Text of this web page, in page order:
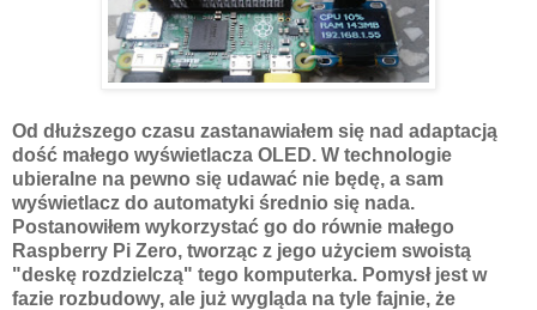
Od dłuższego czasu zastanawiałem się nad adaptacją
dość małego wyświetlacza OLED. W technologie
ubieralne na pewno się udawać nie będę, a sam
wyświetlacz do automatyki średnio się nada.
Postanowiłem wykorzystać go do równie małego
Raspberry Pi Zero, tworząc z jego użyciem swoistą
"deskę rozdzielczą" tego komputerka. Pomysł jest w
fazie rozbudowy, ale już wygląda na tyle fajnie, że